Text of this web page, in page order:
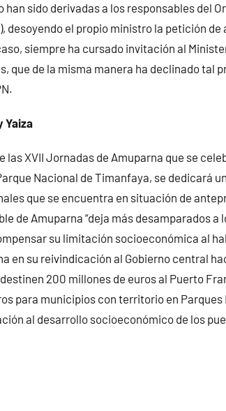
han sido derivadas a los responsables del
desoyendo el propio ministro la petición
siempre ha cursado invitación al
que de la misma manera ha declinado tal
Yaiza
las XVII Jornadas de Amuparna que se
Nacional de Timanfaya, se dedicará
que se encuentra en situación de
de Amuparna “deja más desamparados
su limitación socioeconómica al
en su reivindicación al Gobierno central
200 millones de euros al Puerto
para municipios con territorio en
al desarrollo socioeconómico de los